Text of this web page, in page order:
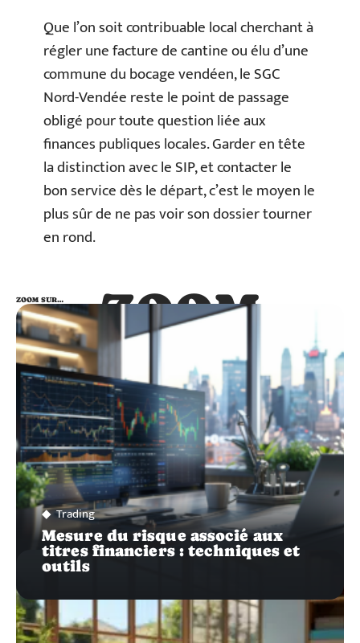
Que l’on soit contribuable local cherchant à
régler une facture de cantine ou élu d’une
commune du bocage vendéen, le SGC
Nord-Vendée reste le point de passage
obligé pour toute question liée aux
finances publiques locales. Garder en tête
la distinction avec le SIP, et contacter le
bon service dès le départ, c’est le moyen le
plus sûr de ne pas voir son dossier tourner
en rond.
ZOOM
SUR…
ZOOM SUR…
Trading
Mesure du risque associé aux
titres financiers : techniques et
outils